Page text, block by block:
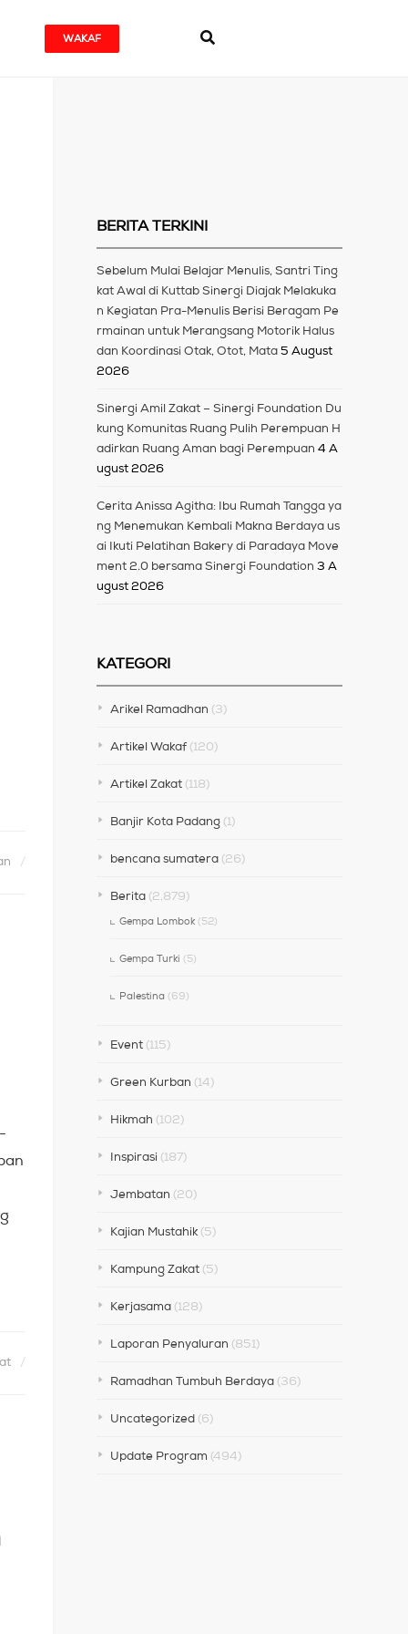
WAKAF
BERITA TERKINI
Sebelum Mulai Belajar Menulis, Santri Ting
kat Awal di Kuttab Sinergi Diajak Melakuka
n Kegiatan Pra-Menulis Berisi Beragam Pe
rmainan untuk Merangsang Motorik Halus
dan Koordinasi Otak, Otot, Mata 5 August
2026
Sinergi Amil Zakat – Sinergi Foundation Du
kung Komunitas Ruang Pulih Perempuan H
adirkan Ruang Aman bagi Perempuan 4 A
ugust 2026
Cerita Anissa Agitha: Ibu Rumah Tangga ya
ng Menemukan Kembali Makna Berdaya us
ai Ikuti Pelatihan Bakery di Paradaya Move
ment 2.0 bersama Sinergi Foundation 3 A
ugust 2026
KATEGORI
Arikel Ramadhan (3)
Artikel Wakaf (120)
Artikel Zakat (118)
Banjir Kota Padang (1)
bencana sumatera (26)
Berita (2,879)
Gempa Lombok (52)
Gempa Turki (5)
Palestina (69)
Event (115)
Green Kurban (14)
Hikmah (102)
Inspirasi (187)
Jembatan (20)
Kajian Mustahik (5)
Kampung Zakat (5)
Kerjasama (128)
Laporan Penyaluran (851)
Ramadhan Tumbuh Berdaya (36)
Uncategorized (6)
Update Program (494)